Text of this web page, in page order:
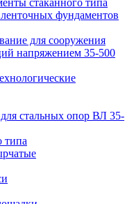
стаканного типа
фундаментов
для сооружения
напряжением 35-500
стальных опор ВЛ 35-
типа